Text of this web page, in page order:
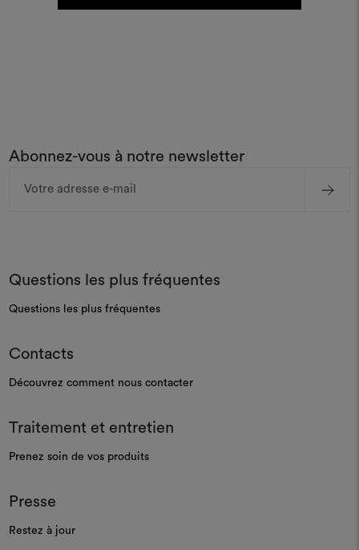
Abonnez-vous à notre newsletter
Questions les plus fréquentes
Questions les plus fréquentes
Contacts
Découvrez comment nous contacter
Traitement et entretien
Prenez soin de vos produits
Presse
Restez à jour